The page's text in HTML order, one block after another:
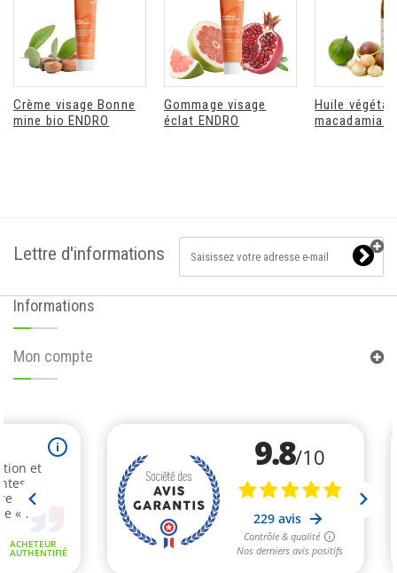
Crème visage Bonne
mine bio ENDRO
Gommage visage
éclat ENDRO
Huile
macadamia
Lettre d'informations
Informations
Mon compte